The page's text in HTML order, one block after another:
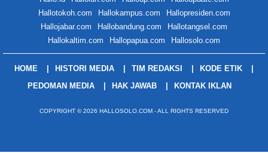
Hallotokoh.com
Hallokampus.com
Hallopresiden.com
Hallojabar.com
Hallobandung.com
Hallotangsel.com
Hallokaltim.com
Hallopapua.com Hallosolo.com
HOME HISTORI MEDIA TIM REDAKSI
KODE ETIK
PEDOMAN MEDIA
HAK JAWAB KONTAK IKLAN
COPYRIGHT © 2026 HALLOSOLO.COM - ALL RIGHTS RESERVED